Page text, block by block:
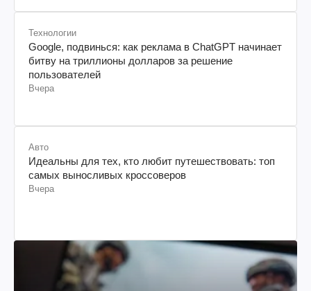
Технологии
Google, подвинься: как реклама в ChatGPT начинает
битву на триллионы долларов за решение
пользователей
Вчера
Авто
Идеальны для тех, кто любит путешествовать: топ
самых выносливых кроссоверов
Вчера